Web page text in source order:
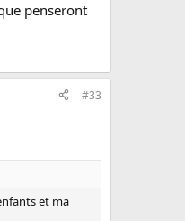
penseront
#33
et ma